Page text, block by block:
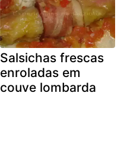
Salsichas frescas
enroladas em
couve lombarda